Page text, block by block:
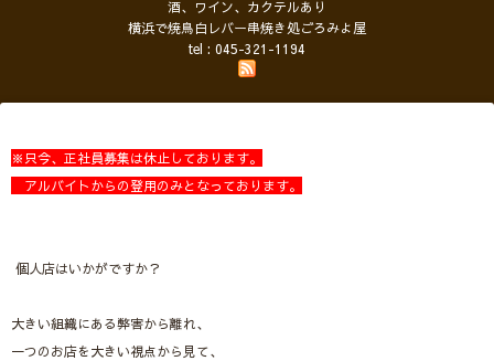
酒、ワイン、カクテルあり
横浜で焼鳥白レバー串焼き処ごろみよ屋
tel : 045-321-1194
※只今、正社員募集は休止しております。
アルバイトからの登用のみとなっております。
個人店はいかがですか？
大きい組織にある弊害から離れ、
一つのお店を大きい視点から見て、